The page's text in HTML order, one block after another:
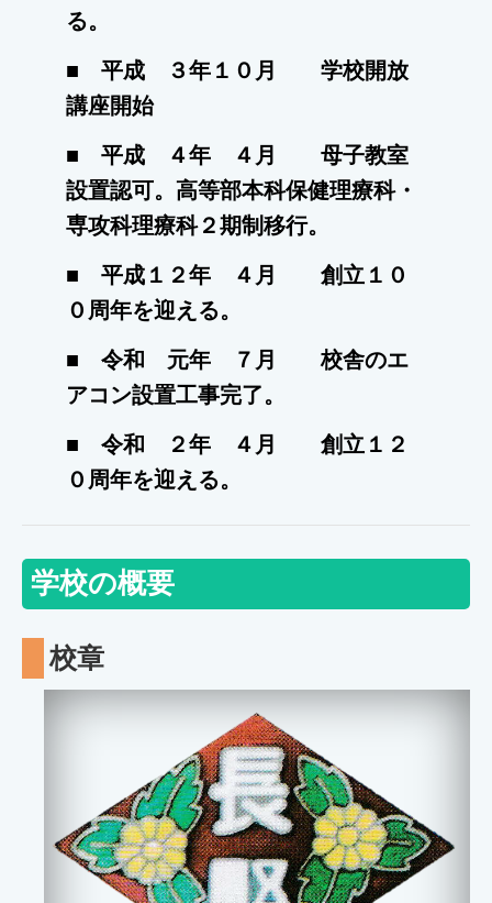
る。
■ 平成 ３年１０月 学校開放
講座開始
■ 平成 ４年 ４月 母子教室
設置認可。高等部本科保健理療科・
専攻科理療科２期制移行。
■ 平成１２年 ４月 創立１０
０周年を迎える。
■ 令和 元年 ７月 校舎のエ
アコン設置工事完了。
■ 令和 ２年 ４月 創立１２
０周年を迎える。
学校の概要
校章